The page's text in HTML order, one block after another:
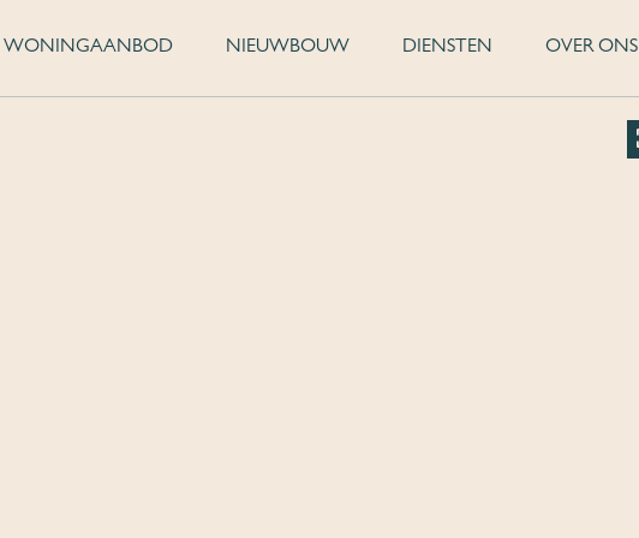
WONINGAANBOD NIEUWBOUW DIENSTEN OVER ONS